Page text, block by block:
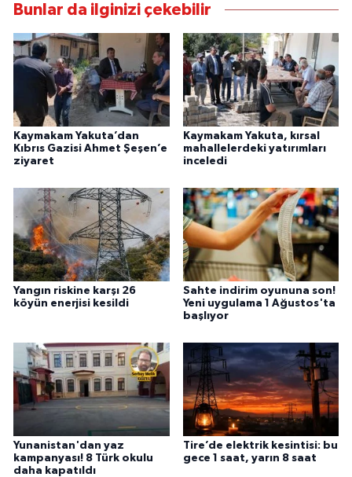
Bunlar da ilginizi çekebilir
Kaymakam Yakuta’dan
Kıbrıs Gazisi Ahmet Şeşen’e
ziyaret
Kaymakam Yakuta, kırsal
mahallelerdeki yatırımları
inceledi
Yangın riskine karşı 26
köyün enerjisi kesildi
Sahte indirim oyununa son!
Yeni uygulama 1 Ağustos'ta
başlıyor
Yunanistan'dan yaz
kampanyası! 8 Türk okulu
daha kapatıldı
Tire’de elektrik kesintisi: bu
gece 1 saat, yarın 8 saat